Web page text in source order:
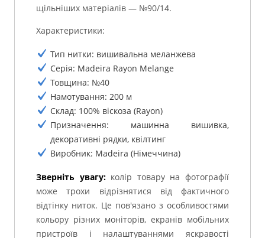
щільніших матеріалів — №90/14.
Характеристики:
Тип нитки: вишивальна меланжева
Серія: Madeira Rayon Melange
Товщина: №40
Намотування: 200 м
Склад: 100% віскоза (Rayon)
Призначення: машинна вишивка,
декоративні рядки, квілтинг
Виробник: Madeira (Німеччина)
Зверніть увагу: колір товару на фотографії
може трохи відрізнятися від фактичного
відтінку ниток. Це пов'язано з особливостями
кольору різних моніторів, екранів мобільних
пристроїв і налаштуваннями яскравості